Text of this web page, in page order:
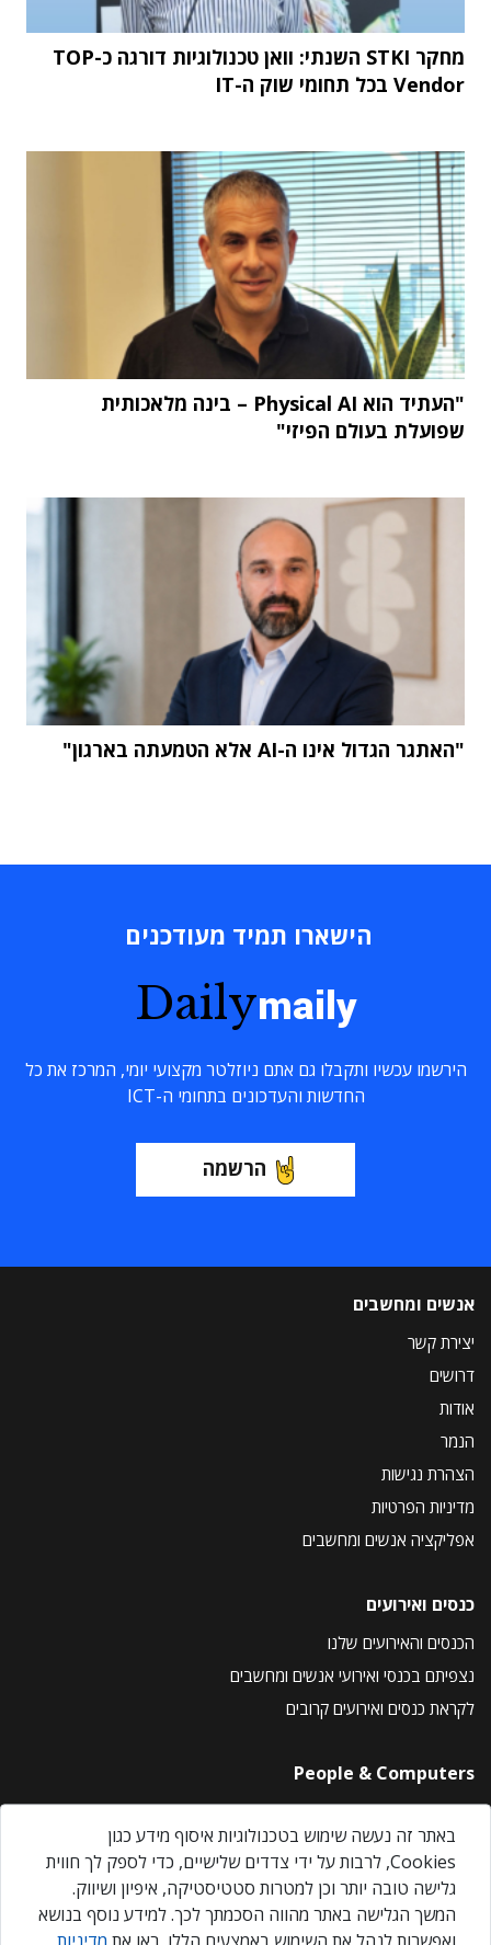
מחקר STKI השנתי: וואן טכנולוגיות דורגה כ-TOP
Vendor בכל תחומי שוק ה-IT
"העתיד הוא Physical AI – בינה מלאכותית
שפועלת בעולם הפיזי"
"האתגר הגדול אינו ה-AI אלא הטמעתה בארגון"
הישארו תמיד מעודכנים
Dailymaily
הירשמו עכשיו ותקבלו גם אתם ניוזלטר מקצועי יומי, המרכז את כל
החדשות והעדכונים בתחומי ה-ICT
הרשמה
אנשים ומחשבים
יצירת קשר
דרושים
אודות
הנמר
הצהרת נגישות
מדיניות הפרטיות
אפליקציה אנשים ומחשבים
כנסים ואירועים
הכנסים והאירועים שלנו
נצפיתם בכנסי ואירועי אנשים ומחשבים
לקראת כנסים ואירועים קרובים
People & Computers
About Us
Privacy Policy
Contact Us
Our Events
באתר זה נעשה שימוש בטכנולוגיות איסוף מידע כגון
Cookies, לרבות על ידי צדדים שלישיים, כדי לספק לך חווית
גלישה טובה יותר וכן למטרות סטטיסטיקה, איפיון ושיווק.
המשך הגלישה באתר מהווה הסכמתך לכך. למידע נוסף בנושא